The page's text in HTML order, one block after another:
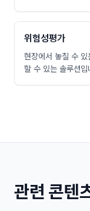
위험성평가
현장에서 놓칠 수
할 수 있는 솔루션입
관련 콘텐